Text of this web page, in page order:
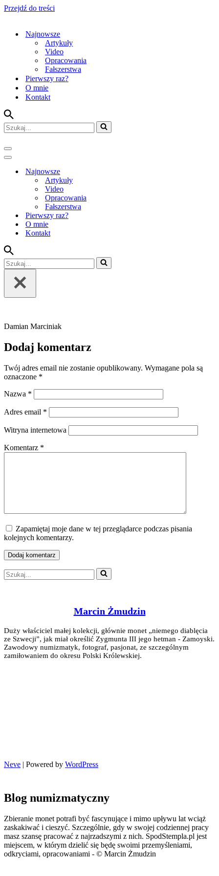
Przejdź do treści
Najnowsze
Artykuły
Video
Opracowania
Fałszerstwa
Pierwszy raz?
O mnie
Kontakt
Szukaj...
Menu
nawigacji
Menu
nawigacjiNajnowsze
Artykuły
Video
Opracowania
Fałszerstwa
Pierwszy raz?
O mnie
Kontakt
Szukaj...
Damian Marciniak
Dodaj komentarz
Twój adres email nie zostanie opublikowany. Wymagane pola są
oznaczone *
Nazwa *
Adres email *
Witryna internetowa
Komentarz *
Zapamiętaj moje dane w tej przeglądarce podczas pisania
kolejnych komentarzy.
Szukaj...
Marcin Żmudzin
Duży właściciel małej kolekcji, głównie monet „niemego diablęcia
ze Szwecji”, jak miał określić Zygmunta III jego hetman - Zamoyski.
Zawodowy numizmatyk, fotograf, pasjonat, ze szczególnym
zamiłowaniem do okresu Polski Królewskiej.
Neve | Powered by WordPress
Blog numizmatyczny
Zbieranie monet potrafi być fascynujące i mimo upływu lat wciąż
zaskakiwać i cieszyć. Szczególnie, gdy w swojej codziennej pracy
masz szansę pracować z najrzadszymi z nich. SpodStempla.pl jest
miejscem, w którym dzielić się będę swoimi przemyśleniami,
odkryciami, opracowaniami - © Marcin Żmudzin